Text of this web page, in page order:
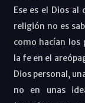
Ese es el Dios al
religión no es
como hacían los
la fe en el
Dios personal,
no en unas